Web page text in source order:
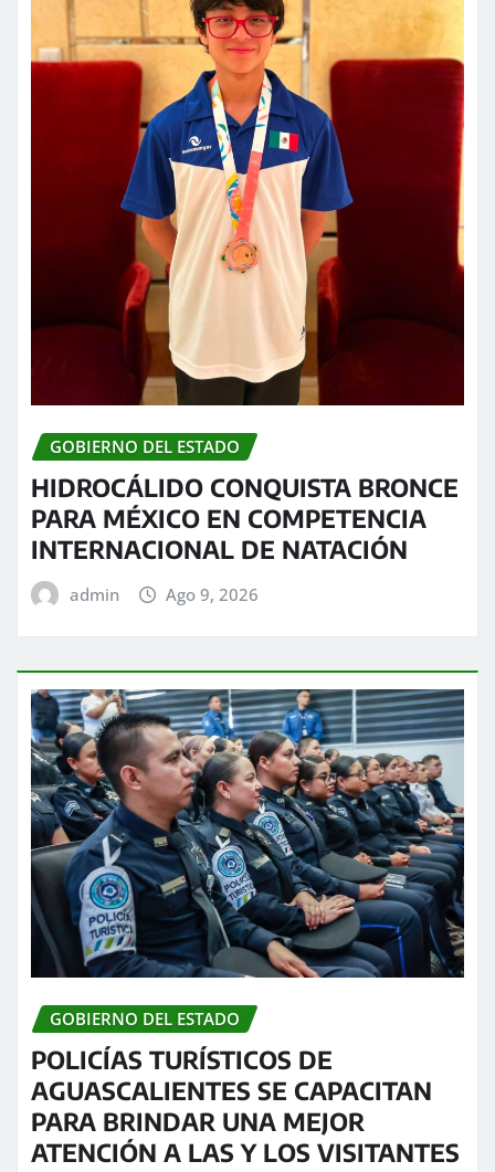
GOBIERNO DEL ESTADO
HIDROCÁLIDO CONQUISTA BRONCE
PARA MÉXICO EN COMPETENCIA
INTERNACIONAL DE NATACIÓN
admin Ago 9, 2026
GOBIERNO DEL ESTADO
POLICÍAS TURÍSTICOS DE
AGUASCALIENTES SE CAPACITAN
PARA BRINDAR UNA MEJOR
ATENCIÓN A LAS Y LOS VISITANTES